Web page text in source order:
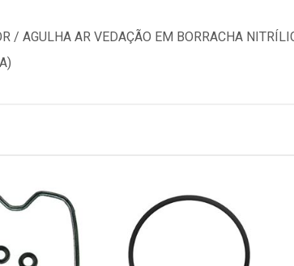
/ AGULHA AR VEDAÇÃO EM BORRACHA